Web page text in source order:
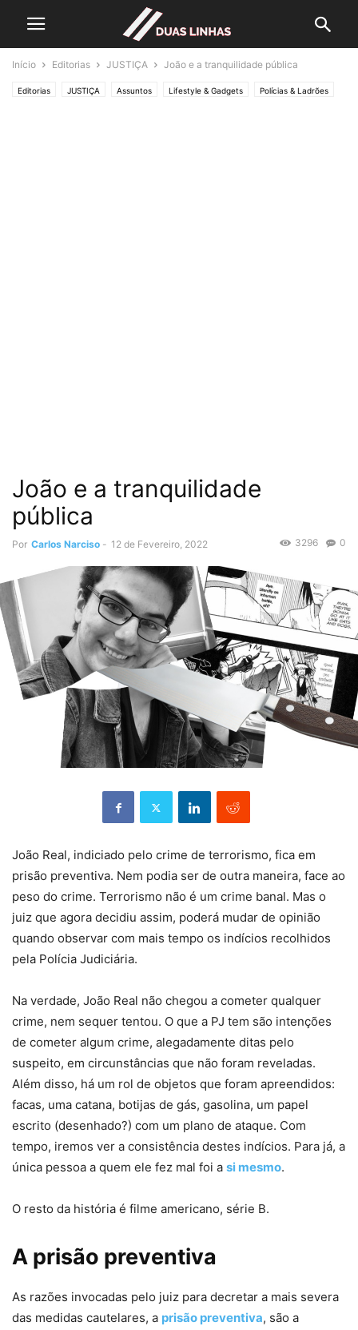
Início Editorias JUSTIÇA João e a tranquilidade pública
Editorias JUSTIÇA Assuntos Lifestyle & Gadgets Polícias & Ladrões
João e a tranquilidade
pública
Por Carlos Narciso - 12 de Fevereiro, 2022 0
3296
João Real, indiciado pelo crime de terrorismo, fica em
prisão preventiva. Nem podia ser de outra maneira, face ao
peso do crime. Terrorismo não é um crime banal. Mas o
juiz que agora decidiu assim, poderá mudar de opinião
quando observar com mais tempo os indícios recolhidos
pela Polícia Judiciária.
Na verdade, João Real não chegou a cometer qualquer
crime, nem sequer tentou. O que a PJ tem são intenções
de cometer algum crime, alegadamente ditas pelo
suspeito, em circunstâncias que não foram reveladas.
Além disso, há um rol de objetos que foram apreendidos:
facas, uma catana, botijas de gás, gasolina, um papel
escrito (desenhado?) com um plano de ataque. Com
tempo, iremos ver a consistência destes indícios. Para já, a
única pessoa a quem ele fez mal foi a si mesmo.
O resto da história é filme americano, série B.
A prisão preventiva
As razões invocadas pelo juiz para decretar a mais severa
das medidas cautelares, a prisão preventiva, são a